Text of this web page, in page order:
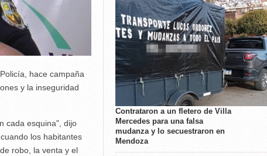
hace campaña
y la inseguridad
cada esquina", dijo
los habitantes
robo, la venta y el
Contrataron a un fletero de Villa
Mercedes para una falsa
mudanza y lo secuestraron en
Mendoza